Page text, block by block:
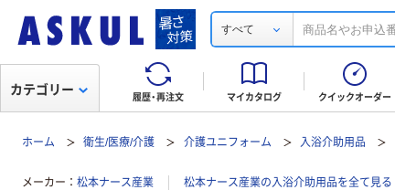
すべて
履歴・再注文 マイカタログ クイックオーダー
カテゴリー
ホーム 衛生/医療/介護 介護ユニフォーム 入浴介助用品
メーカー 松本ナース産業 松本ナース産業の入浴介助用品を全て見る